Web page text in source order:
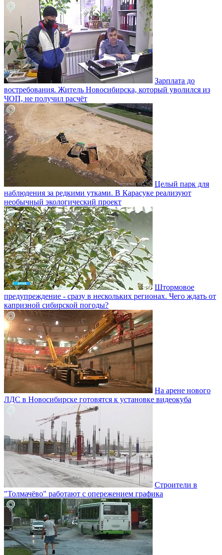
Зарплата до
востребования. Житель Новосибирска, который уволился из
ЧОП, не получил расчёт
Целый парк для
наблюдения за редкими утками. В Карасуке реализуют
необычный экологический проект
Штормовое
предупреждение - сразу в нескольких регионах. Чего ждать от
капризной сибирской погоды?
На арене нового
ЛДС в Новосибирске готовятся к установке видеокуба
Строители в
"Толмачёво" работают с опережением графика